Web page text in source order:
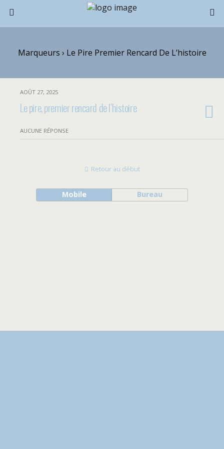
Marqueurs › Le Pire Premier Rencard De L’histoire
AOÛT 27, 2025
Le pire, premier rencard de l’histoire
AUCUNE RÉPONSE
Retour au début
Mobile Bureau